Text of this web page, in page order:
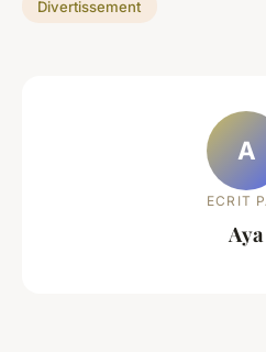
Divertissement
A
ECRIT
Aya